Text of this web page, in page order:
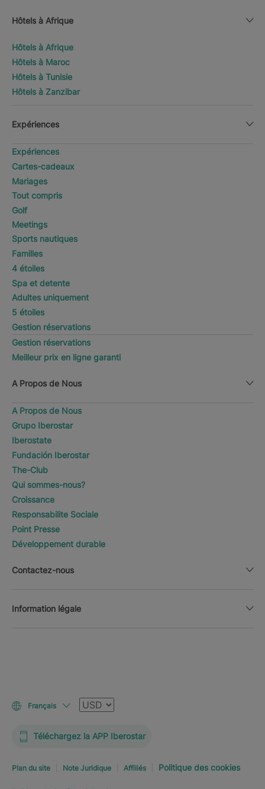
Hôtels à Afrique
Hôtels à Afrique
Hôtels à Maroc
Hôtels à Tunisie
Hôtels à Zanzibar
Expériences
Expériences
Cartes-cadeaux
Mariages
Tout compris
Golf
Meetings
Sports nautiques
Familles
4 étoiles
Spa et detente
Adultes uniquement
5 étoiles
Gestion réservations
Gestion réservations
Meilleur prix en ligne garanti
A Propos de Nous
A Propos de Nous
Grupo Iberostar
Iberostate
Fundación Iberostar
The-Club
Qui sommes-nous?
Croissance
Responsabilite Sociale
Point Presse
Développement durable
Contactez-nous
Information légale
Français Devise
Téléchargez la APP Iberostar
Plan du site Note Juridique Affiliés Politique des cookies